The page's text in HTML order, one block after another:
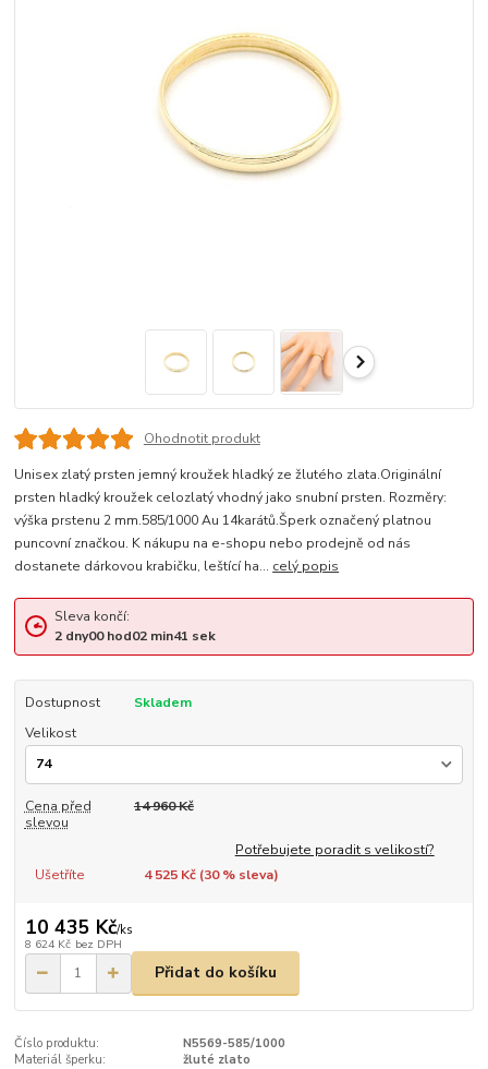
Ohodnotit produkt
Unisex zlatý prsten jemný kroužek hladký ze žlutého zlata.Originální
prsten hladký kroužek celozlatý vhodný jako snubní prsten. Rozměry:
výška prstenu 2 mm.585/1000 Au 14karátů.Šperk označený platnou
puncovní značkou. K nákupu na e-shopu nebo prodejně od nás
dostanete dárkovou krabičku, leštící ha... celý popis
Sleva končí:
2 dny00hod02min40 sek
Dostupnost
Skladem
Velikost
Cena před
slevou
14 960 Kč
Potřebujete poradit s velikostí?
Ušetříte
4 525 Kč (30% sleva)
10 435 Kč/ks
8 624 Kč bez DPH
Přidat do košíku
Číslo produktu:
N5569-585/1000
Materiál šperku:
žluté zlato